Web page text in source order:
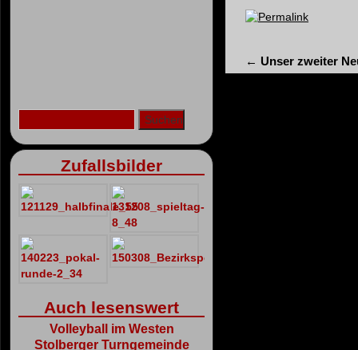
Permalink
← Unser zweiter
Zufallsbilder
Auch lesenswert
Volleyball im Westen
Stolberger Turngemeinde